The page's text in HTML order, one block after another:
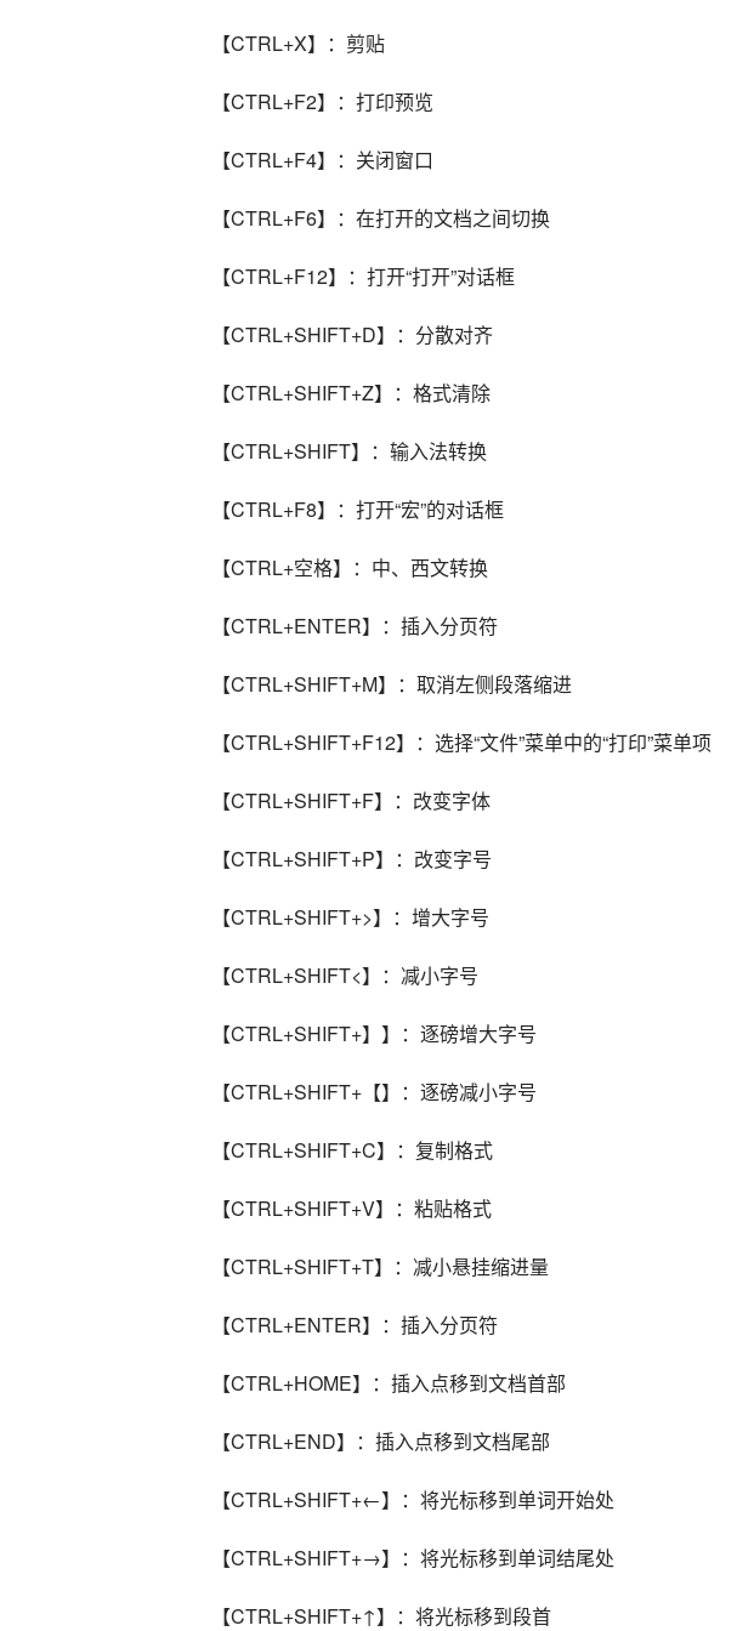
【CTRL+X】：剪贴
【CTRL+F2】：打印预览
【CTRL+F4】：关闭窗口
【CTRL+F6】：在打开的文档之间切换
【CTRL+F12】：打开“打开”对话框
【CTRL+SHIFT+D】：分散对齐
【CTRL+SHIFT+Z】：格式清除
【CTRL+SHIFT】：输入法转换
【CTRL+F8】：打开“宏”的对话框
【CTRL+空格】：中、西文转换
【CTRL+ENTER】：插入分页符
【CTRL+SHIFT+M】：取消左侧段落缩进
【CTRL+SHIFT+F12】：选择“文件”菜单中的“打印”菜单项
【CTRL+SHIFT+F】：改变字体
【CTRL+SHIFT+P】：改变字号
【CTRL+SHIFT+>】：增大字号
【CTRL+SHIFT<】：减小字号
【CTRL+SHIFT+】】：逐磅增大字号
【CTRL+SHIFT+【】：逐磅减小字号
【CTRL+SHIFT+C】：复制格式
【CTRL+SHIFT+V】：粘贴格式
【CTRL+SHIFT+T】：减小悬挂缩进量
【CTRL+ENTER】：插入分页符
【CTRL+HOME】：插入点移到文档首部
【CTRL+END】：插入点移到文档尾部
【CTRL+SHIFT+←】：将光标移到单词开始处
【CTRL+SHIFT+→】：将光标移到单词结尾处
【CTRL+SHIFT+↑】：将光标移到段首